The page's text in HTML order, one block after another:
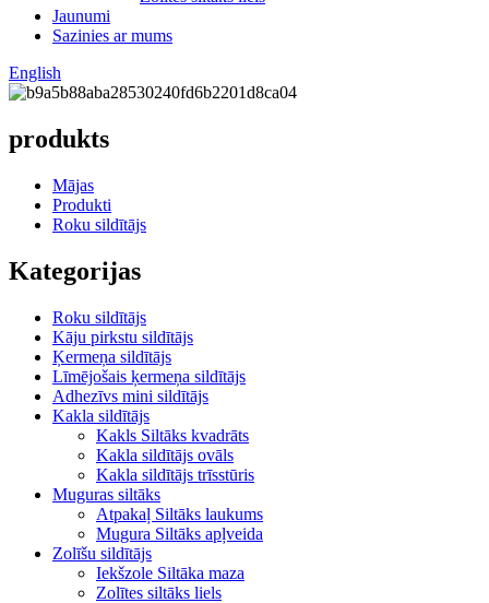
Jaunumi
Sazinies ar mums
English
produkts
Mājas
Produkti
Roku sildītājs
Kategorijas
Roku sildītājs
Kāju pirkstu sildītājs
Ķermeņa sildītājs
Līmējošais ķermeņa sildītājs
Adhezīvs mini sildītājs
Kakla sildītājs
Kakls Siltāks kvadrāts
Kakla sildītājs ovāls
Kakla sildītājs trīsstūris
Muguras siltāks
Atpakaļ Siltāks laukums
Mugura Siltāks apļveida
Zolīšu sildītājs
Iekšzole Siltāka maza
Zolītes siltāks liels